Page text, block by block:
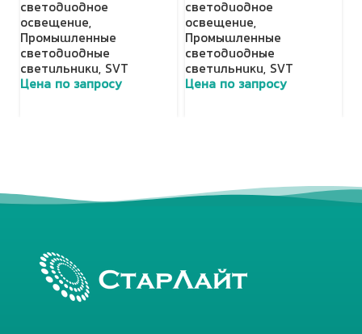
светодиодное
освещение,
Промышленные
светодиодные
светильники, SVT
Цена по запросу
светодиодное
освещение,
Промышленные
светодиодные
светильники, SVT
Цена по запросу